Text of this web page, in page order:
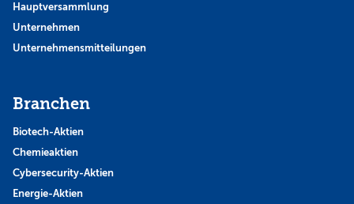
Hauptversammlung
Unternehmen
Unternehmensmitteilungen
Branchen
Biotech-Aktien
Chemieaktien
Cybersecurity-Aktien
Energie-Aktien